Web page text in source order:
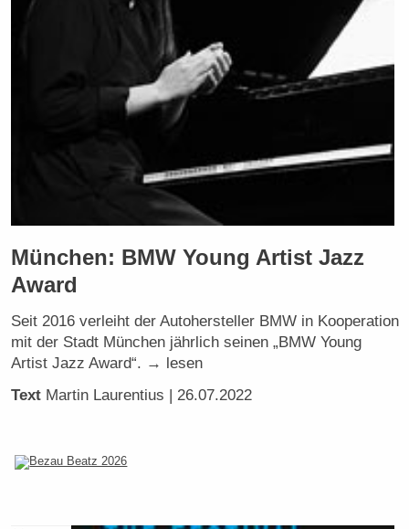
München: BMW Young Artist Jazz
Award
Seit 2016 verleiht der Autohersteller BMW in Kooperation
mit der Stadt München jährlich seinen „BMW Young
Artist Jazz Award“. → lesen
Text Martin Laurentius | 26.07.2022